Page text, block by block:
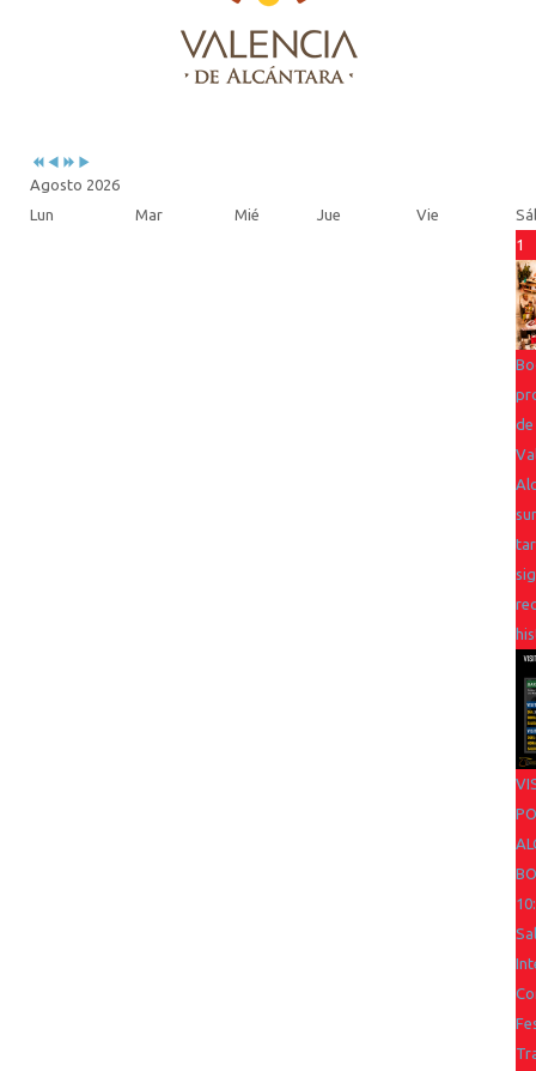
YearMonth
YearMonth
Agosto 2026
Lun
Mar Mié Jue Vie
1